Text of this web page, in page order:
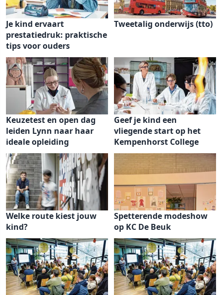
Je kind ervaart
prestatiedruk: praktische
tips voor ouders
Tweetalig onderwijs (tto)
Keuzetest en open dag
leiden Lynn naar haar
ideale opleiding
Geef je kind een
vliegende start op het
Kempenhorst College
Welke route kiest jouw
kind?
Spetterende modeshow
op KC De Beuk